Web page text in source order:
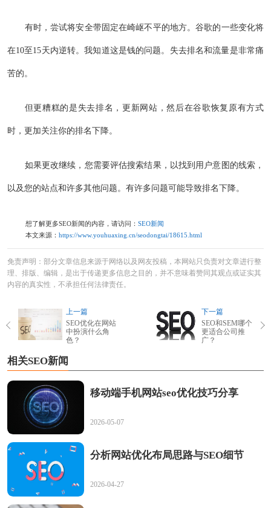
有时，尝试将安全带固定在崎岖不平的地方。谷歌的一些变化将
在10至15天内逆转。我知道这是钱的问题。失去排名和流量是非常痛
苦的。
但更糟糕的是失去排名，更新网站，然后在谷歌恢复原有方式
时，更加关注你的排名下降。
如果更改继续，您需要评估搜索结果，以找到用户意图的线索，
以及您的站点和许多其他问题。有许多问题可能导致排名下降。
想了解更多SEO新闻的内容，请访问： SEO新闻
本文来源： https://www.youhuaxing.cn/seodongtai/18615.html
免责声明：部分文章信息来源于网络以及网友投稿，本网站只负责对文章进行整
理、排版、编辑，是出于传递更多信息之目的，并不意味着赞同其观点或证实其
内容的真实性，不承担任何法律责任。
上一篇
SEO优化在网站
中扮演什么角
色？
下一篇
SEO和SEM哪个
更适合公司推
广？
相关SEO新闻
移动端手机网站seo优化技巧分享
2026-05-07
分析网站优化布局思路与SEO细节
2026-04-27